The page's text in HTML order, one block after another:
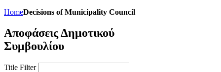
HomeDecisions of Municipality Council
Αποφάσεις Δημοτικού
Συμβουλίου
Title Filter